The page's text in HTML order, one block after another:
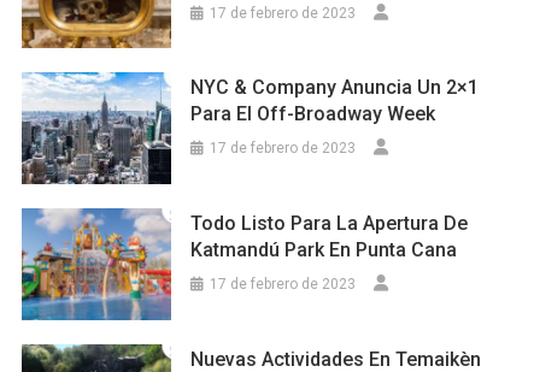
17 de febrero de 2023
NYC & Company Anuncia Un 2×1
Para El Off-Broadway Week
17 de febrero de 2023
Todo Listo Para La Apertura De
Katmandú Park En Punta Cana
17 de febrero de 2023
Nuevas Actividades En Temaikèn